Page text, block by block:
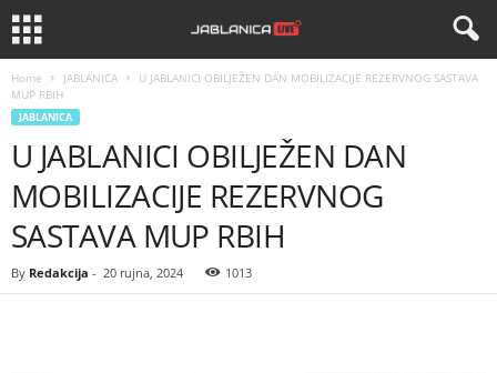
Home JABLANICA
U JABLANICI OBILJEŽEN DAN MOBILIZACIJE REZERVNOG SASTAVA
MUP RBIH
JABLANICA
U JABLANICI OBILJEŽEN DAN
MOBILIZACIJE REZERVNOG
SASTAVA MUP RBIH
By Redakcija - 20 rujna, 2024 1013